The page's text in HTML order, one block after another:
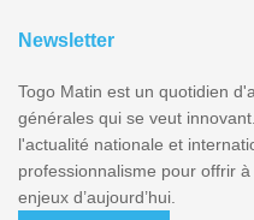
Newsletter
Togo Matin est un quotidien
générales qui se veut
l'actualité nationale et
professionnalisme pour offrir
enjeux d’aujourd’hui.